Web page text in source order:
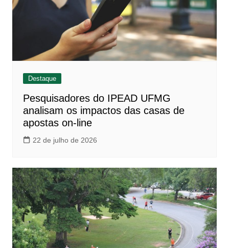
Destaque
Pesquisadores do IPEAD UFMG
analisam os impactos das casas de
apostas on-line
22 de julho de 2026